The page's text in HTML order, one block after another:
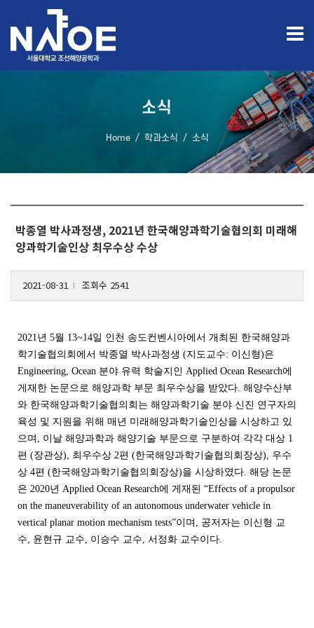
소식
Home 학과소식 소식
박종열 박사과정생, 2021년 한국해양과학기술협의회 미래해
양과학기술인상 최우수상 수상
2021-08-31 조회수 2541
2021년 5월 13~14일 인천 송도컨벤시아에서 개최된 한국해양과
학기술협의회에서 박종열 박사과정생 (지도교수: 이신형)은
Engineering, Ocean 분야 유력 학술지인 Applied Ocean Research에
게재한 논문으로 해양과학 부문 최우수상을 받았다. 해양수산부
와 한국해양과학기술협의회는 해양과학기술 분야 신진 연구자의
육성 및 지원을 위해 매년 미래해양과학기술인상을 시상하고 있
으며 , 이날 해양과학과 해양기술 부문으로 구분하여 각각 대상 1
편 (장관상), 최우수상 2편 (한국해양과학기술협의회장상), 우수
상 4편 (한국해양과학기술협의회장상)을 시상하였다. 해당 논문
은 2020년 Applied Ocean Research에 게재된 “Effects of a propulsor
on the maneuverability of an autonomous underwater vehicle in
vertical planar motion mechanism tests”이며 , 공저자는 이신형 교
수, 윤현규 교수, 이승수 교수, 서정화 교수이다.